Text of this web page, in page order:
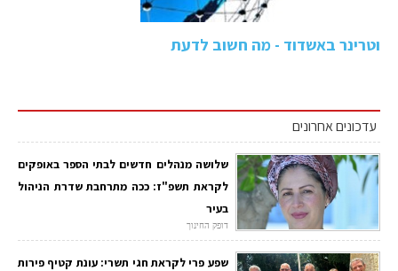
וטרינר באשדוד - מה חשוב לדעת
עדכונים אחרונים
שלושה מנהלים חדשים לבתי הספר באופקים
לקראת תשפ"ז: ככה מתרחבת שדרת הניהול
בעיר
דופק החינוך
שפע פרי לקראת חגי תשרי: עונת קטיף פירות